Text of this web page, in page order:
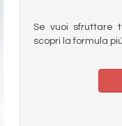
Se vuoi sfruttare
scopri la formula